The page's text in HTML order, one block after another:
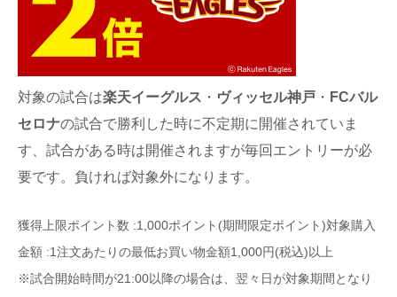
対象の試合は楽天イーグルス ・ ヴィッセル神戸 ・ FCバル
セロナの試合で勝利した時に不定期に開催されていま
す、試合がある時は開催されますが毎回エントリーが必
要です。負ければ対象外になります。
獲得上限ポイント数 :1,000ポイント(期間限定ポイント)対象購入
金額 :1注文あたりの最低お買い物金額1,000円(税込)以上
※試合開始時間が21:00以降の場合は、翌々日が対象期間となり